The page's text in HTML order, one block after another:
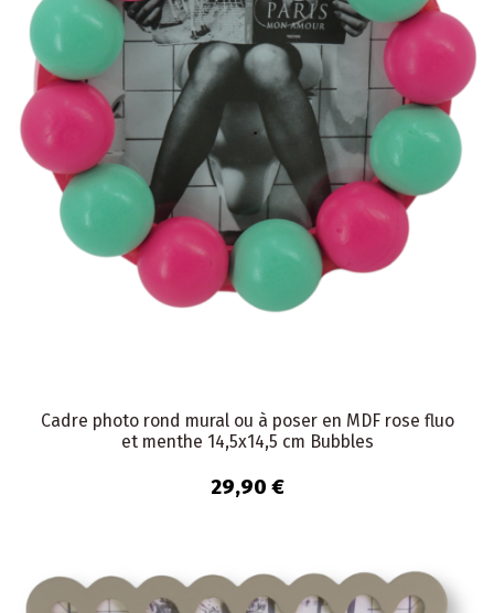
Cadre photo rond mural ou à poser en MDF rose fluo
et menthe 14,5x14,5 cm Bubbles
29,90 €